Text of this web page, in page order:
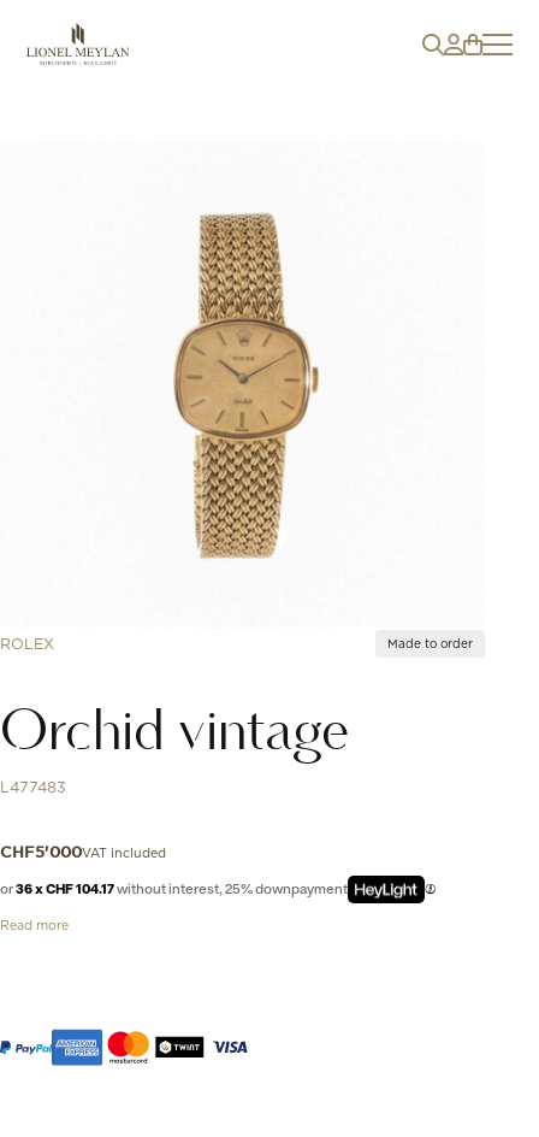
ROLEX Made to order
Orchid vintage
L477483
CHF5'000VAT included
or36 x CHF 104.17without interest, 25% downpayment
Read more